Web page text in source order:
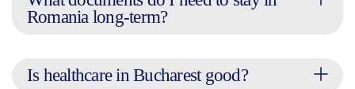
Romania long-term?
Is healthcare in Bucharest good?